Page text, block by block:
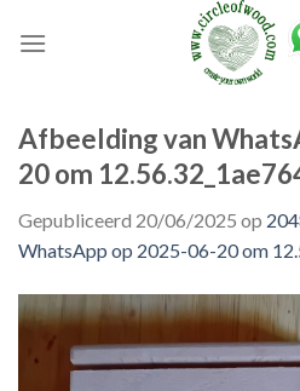
Afbeelding van
20 om
Gepubliceerd 20/06/2025 op
WhatsApp op 2025-06-20 om